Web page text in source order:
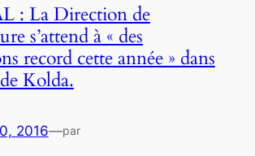
: La Direction de
s’attend à « des
record cette année » dans
Kolda.
2016—par